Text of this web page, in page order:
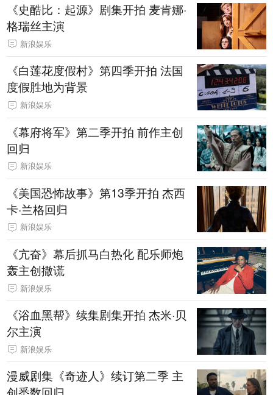
《史酷比：起源》剧集开拍 麦肯娜·
格瑞丝主演
新浪娱乐
《白莲花度假村》第四季开拍 法国
度假胜地为背景
新浪娱乐
《幕府将军》第二季开拍 前作主创
回归
新浪娱乐
《美国恐怖故事》第13季开拍 杰西
卡·兰格回归
新浪娱乐
《亢奋》幕后抓马白热化 配乐师炮
轰主创撒谎
新浪娱乐
《浴血黑帮》续集剧集开拍 杰米·贝
尔主演
新浪娱乐
漫威剧集《奇迹人》续订第二季 主